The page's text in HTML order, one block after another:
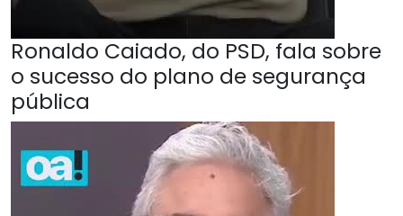
Ronaldo Caiado, do PSD, fala sobre
o sucesso do plano de segurança
pública